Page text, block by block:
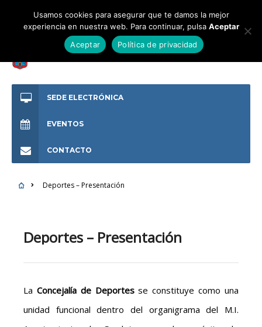
SEDE ELECTRÓNICA
EVENTOS
CONTACTO
Deportes – Presentación
Deportes – Presentación
La Concejalía de Deportesse constituye como una
unidad funcional dentro del organigrama del M.I.
Usamos cookies para asegurar que te damos la mejor
experiencia en nuestra web. Para continuar, pulsa Aceptar
Aceptar
Política de privacidad